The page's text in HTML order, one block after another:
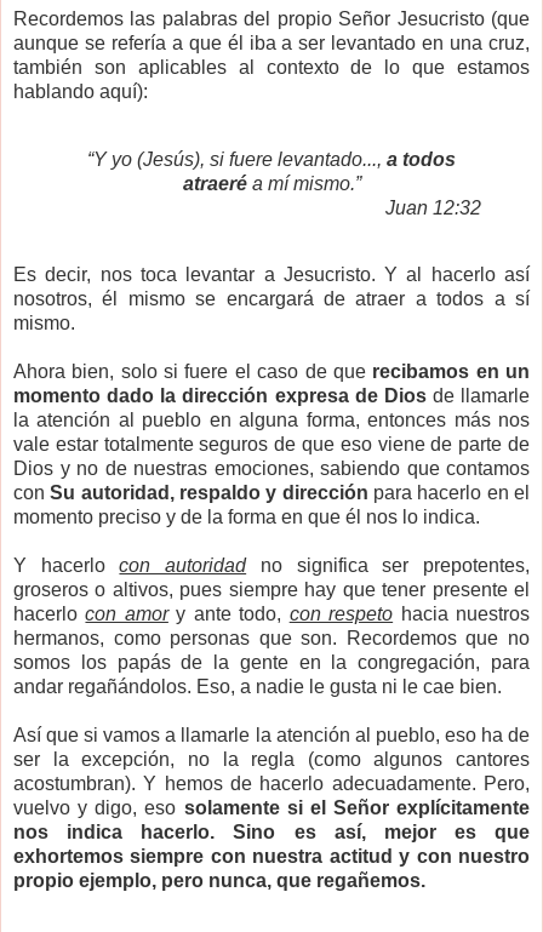
Recordemos las palabras del propio Señor Jesucristo (que
aunque se refería a que él iba a ser levantado en una cruz,
también son aplicables al contexto de lo que estamos
hablando aquí):
“Y yo (Jesús), si fuere levantado..., a todos
atraeréa mí mismo.”
Juan 12:32
Es decir, nos toca levantar a Jesucristo. Y al hacerlo así
nosotros, él mismo se encargará de atraer a todos a sí
mismo.
Ahora bien, solo si fuere el caso de que recibamos en un
momento dado la dirección expresa de Diosde llamarle
la atención al pueblo en alguna forma, entonces más nos
vale estar totalmente seguros de que eso viene de parte de
Dios y no de nuestras emociones, sabiendo que contamos
conSu autoridad, respaldo y dirección para hacerlo en el
momento preciso y de la forma en que él nos lo indica.
Y hacerlocon autoridadno significa ser prepotentes,
groseros o altivos, pues siempre hay que tener presente el
hacerlocon amory ante todo, con respeto hacia nuestros
hermanos, como personas que son. Recordemos que no
somos los papás de la gente en la congregación, para
andar regañándolos. Eso, a nadie le gusta ni le cae bien.
Así que si vamos a llamarle la atención al pueblo, eso ha de
ser la excepción, no la regla (como algunos cantores
acostumbran). Y hemos de hacerlo adecuadamente. Pero,
vuelvo y digo, eso solamente si el Señor explícitamente
nos indica hacerlo.
Sino es así, mejor es que
exhortemos siempre con nuestra actitud y con nuestro
propio ejemplo, pero nunca, que regañemos.